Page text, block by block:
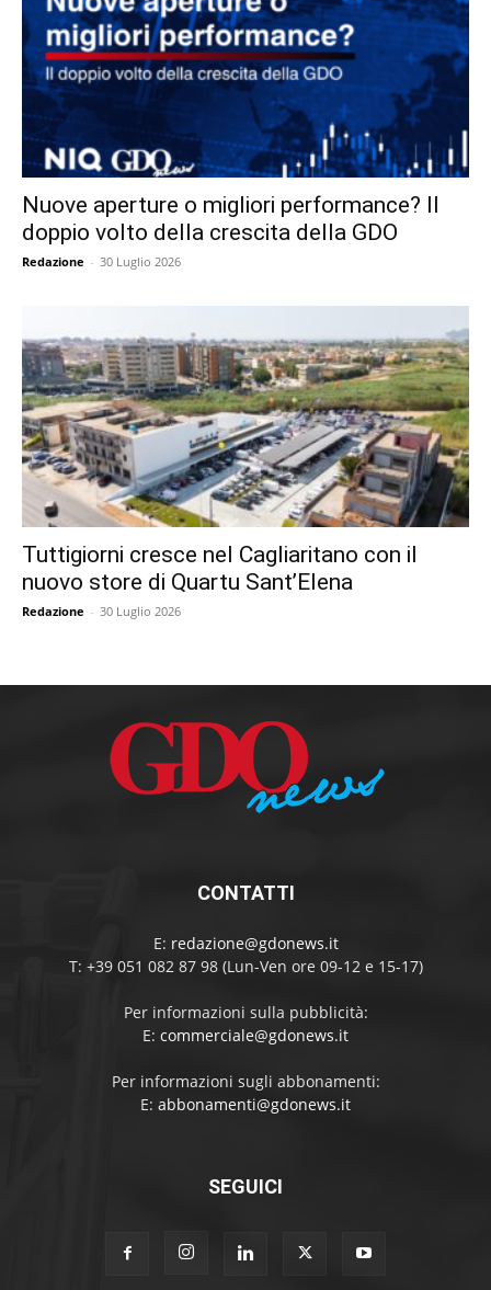
Nuove aperture o migliori performance? Il
doppio volto della crescita della GDO
Redazione - 30 Luglio 2026
Tuttigiorni cresce nel Cagliaritano con il
nuovo store di Quartu Sant’Elena
Redazione - 30 Luglio 2026
CONTATTI
E: redazione@gdonews.it
T: +39 051 082 87 98 (Lun-Ven ore 09-12 e 15-17)
Per informazioni sulla pubblicità:
E: commerciale@gdonews.it
Per informazioni sugli abbonamenti:
E: abbonamenti@gdonews.it
SEGUICI